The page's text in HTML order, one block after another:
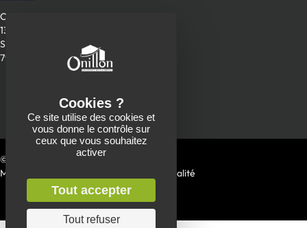
Onillon SAS
13 Place de la Roche
Saint-Aubin-de-Baubigné
79700 Mauléon
05 49 81 90 22
© 2026 Charpente Onillon
Mentions Légales
Politique de confidentialité
Ce site utilise des cookies et
vous donne le contrôle sur
ceux que vous souhaitez
activer
Tout accepter
Tout refuser